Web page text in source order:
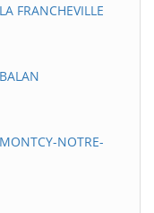
FRANCHEVILLE
NOTRE-